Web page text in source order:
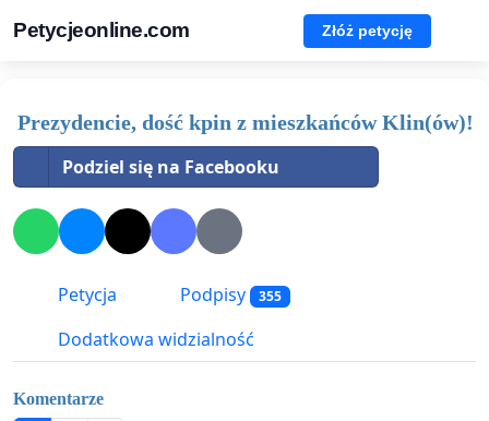
Petycjeonline.com Złóż petycję
Prezydencie, dość kpin z mieszkańców Klin(ów)!
Podziel się na Facebooku
Petycja Podpisy 355
Dodatkowa widzialność
Komentarze